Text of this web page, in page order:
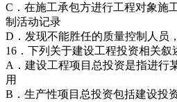
C．在施工承包方进行工程对象施
制活动记录
D．发现不能胜任的质量控制人员
16．下列关于建设工程投资相关叙
A．建设工程项目总投资是指进行
用
B．生产性项目总投资包括建设投